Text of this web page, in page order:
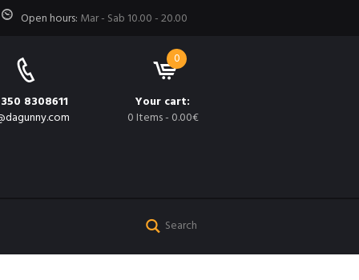
Open hours: Mar - Sab 10.00 - 20.00
8308611
0
Your cart:
0 Items- 0.00€